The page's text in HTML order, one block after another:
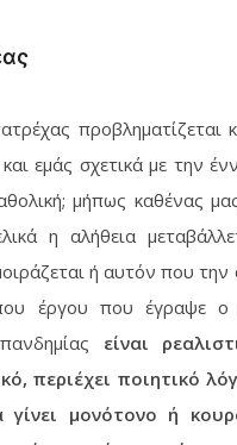
προβληματίζεται
εμάς σχετικά με την
μήπως καθένας
η αλήθεια
ή αυτόν που την
έργου που έγραψε ο
είναι
περιέχει ποιητικό
γίνει μονότονο ή